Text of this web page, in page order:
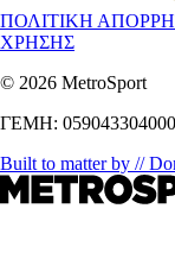
ΠΟΛΙΤΙΚΗ
ΧΡΗΣΗΣ
© 2026 MetroSport
ΓΕΜΗ: 059043304000
Built to matter by //